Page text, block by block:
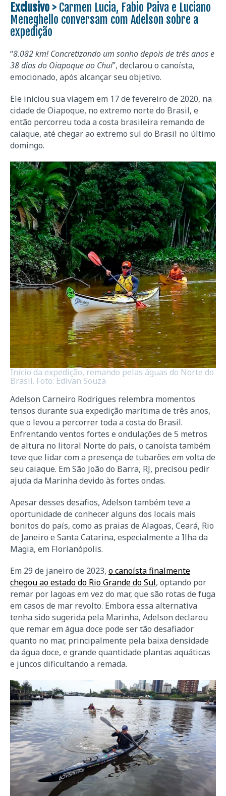
Exclusivo > Carmen Lucia, Fabio Paiva e Luciano
Meneghello conversam com Adelson sobre a
expedição
“8.082 km! Concretizando um sonho depois de três anos e
38 dias do Oiapoque ao Chuí”, declarou o canoísta,
emocionado, após alcançar seu objetivo.
Ele iniciou sua viagem em 17 de fevereiro de 2020, na
cidade de Oiapoque, no extremo norte do Brasil, e
então percorreu toda a costa brasileira remando de
caiaque, até chegar ao extremo sul do Brasil no último
domingo.
Início da expedição, remando pelas águas do Norte do
Brasil. Foto: Edivan Souza
Adelson Carneiro Rodrigues relembra momentos
tensos durante sua expedição marítima de três anos,
que o levou a percorrer toda a costa do Brasil.
Enfrentando ventos fortes e ondulações de 5 metros
de altura no litoral Norte do país, o canoísta também
teve que lidar com a presença de tubarões em volta de
seu caiaque. Em São João do Barra, RJ, precisou pedir
ajuda da Marinha devido às fortes ondas.
Apesar desses desafios, Adelson também teve a
oportunidade de conhecer alguns dos locais mais
bonitos do país, como as praias de Alagoas, Ceará, Rio
de Janeiro e Santa Catarina, especialmente a Ilha da
Magia, em Florianópolis.
Em 29 de janeiro de 2023, o canoísta finalmente
chegou ao estado do Rio Grande do Sul, optando por
remar por lagoas em vez do mar, que são rotas de fuga
em casos de mar revolto. Embora essa alternativa
tenha sido sugerida pela Marinha, Adelson declarou
que remar em água doce pode ser tão desafiador
quanto no mar, principalmente pela baixa densidade
da água doce, e grande quantidade plantas aquáticas
e juncos dificultando a remada.